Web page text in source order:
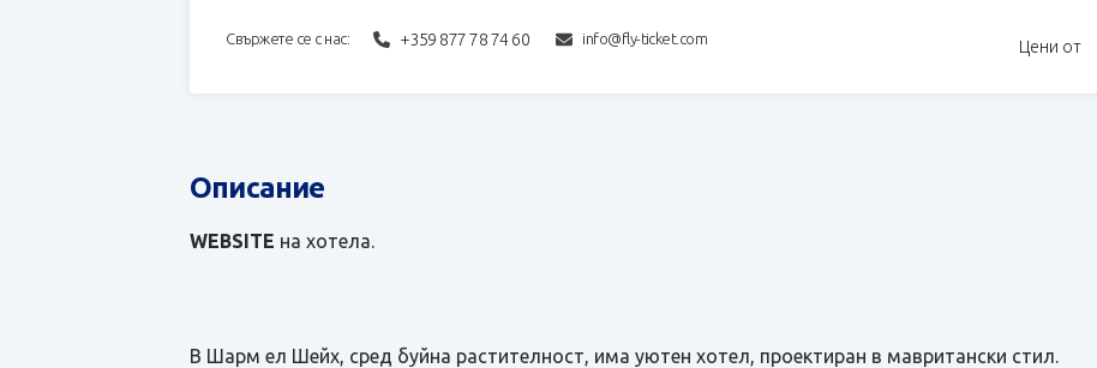
Свържете се с нас: +359 877 78 74 60 info@fly-ticket.com Цени от
Описание
WEBSITE на хотела.
В Шарм ел Шейх, сред буйна растителност, има уютен хотел, проектиран в мавритански стил.